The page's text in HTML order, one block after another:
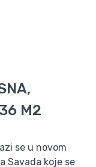
M2
se u novom
Savada koje se